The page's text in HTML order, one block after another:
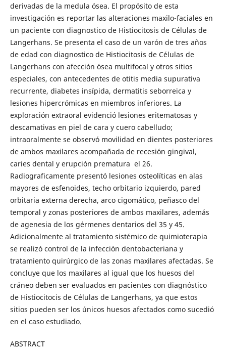
derivadas de la medula ósea. El propósito de esta
investigación es reportar las alteraciones maxilo-faciales en
un paciente con diagnostico de Histiocitosis de Células de
Langerhans. Se presenta el caso de un varón de tres años
de edad con diagnostico de Histiocitosis de Células de
Langerhans con afección ósea multifocal y otros sitios
especiales, con antecedentes de otitis media supurativa
recurrente, diabetes insípida, dermatitis seborreica y
lesiones hipercrómicas en miembros inferiores. La
exploración extraoral evidenció lesiones eritematosas y
descamativas en piel de cara y cuero cabelludo;
intraoralmente se observó movilidad en dientes posteriores
de ambos maxilares acompañada de recesión gingival,
caries dental y erupción prematura el 26.
Radiograficamente presentó lesiones osteolíticas en alas
mayores de esfenoides, techo orbitario izquierdo, pared
orbitaria externa derecha, arco cigomático, peñasco del
temporal y zonas posteriores de ambos maxilares, además
de agenesia de los gérmenes dentarios del 35 y 45.
Adicionalmente al tratamiento sistémico de quimioterapia
se realizó control de la infección dentobacteriana y
tratamiento quirúrgico de las zonas maxilares afectadas. Se
concluye que los maxilares al igual que los huesos del
cráneo deben ser evaluados en pacientes con diagnóstico
de Histiocitocis de Células de Langerhans, ya que estos
sitios pueden ser los únicos huesos afectados como sucedió
en el caso estudiado.
ABSTRACT